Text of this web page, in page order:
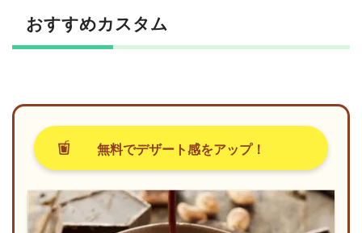
おすすめカスタム
無料でデザート感をアップ！